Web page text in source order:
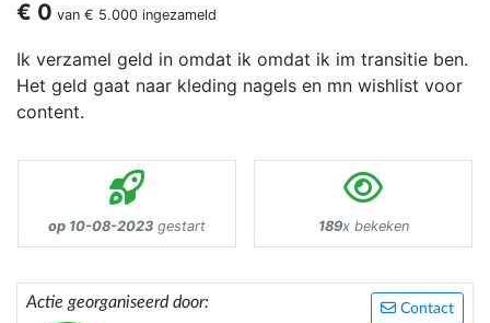
€ 0 van € 5.000 ingezameld
Ik verzamel geld in omdat ik omdat ik im transitie ben.
Het geld gaat naar kleding nagels en mn wishlist voor
content.
op 10-08-2023 gestart 189x bekeken
Contact
Actie georganiseerd door: